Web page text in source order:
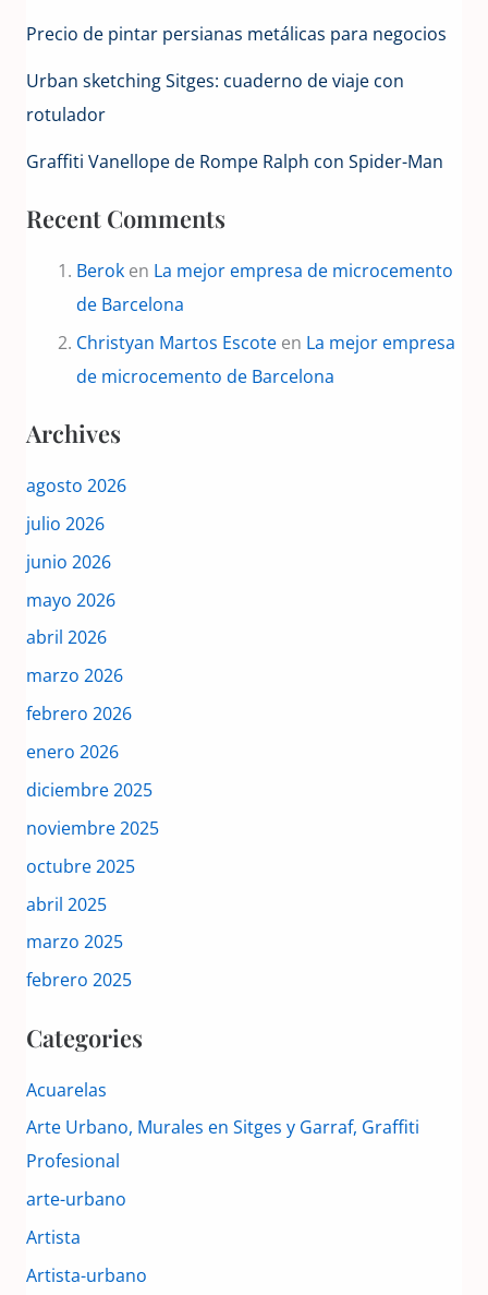
Precio de pintar persianas metálicas para negocios
Urban sketching Sitges: cuaderno de viaje con
rotulador
Graffiti Vanellope de Rompe Ralph con Spider-Man
Recent Comments
Berok en La mejor empresa de microcemento
de Barcelona
Christyan Martos Escote en La mejor empresa
de microcemento de Barcelona
Archives
agosto 2026
julio 2026
junio 2026
mayo 2026
abril 2026
marzo 2026
febrero 2026
enero 2026
diciembre 2025
noviembre 2025
octubre 2025
abril 2025
marzo 2025
febrero 2025
Categories
Acuarelas
Arte Urbano, Murales en Sitges y Garraf, Graffiti
Profesional
arte-urbano
Artista
Artista-urbano